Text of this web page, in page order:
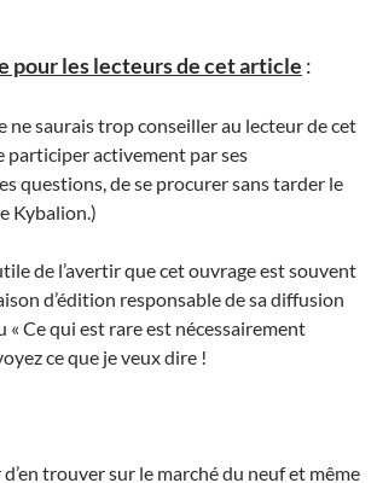
pour les lecteurs de cet article :
ne saurais trop conseiller au lecteur de cet
participer activement par ses
questions, de se procurer sans tarder le
Kybalion.)
de l’avertir que cet ouvrage est souvent
d’édition responsable de sa diffusion
« Ce qui est rare est nécessairement
ce que je veux dire !
trouver sur le marché du neuf et même